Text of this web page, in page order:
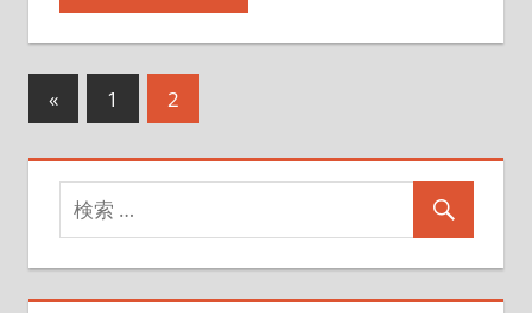
投
稿
ビ
«
の
記
事
1 2